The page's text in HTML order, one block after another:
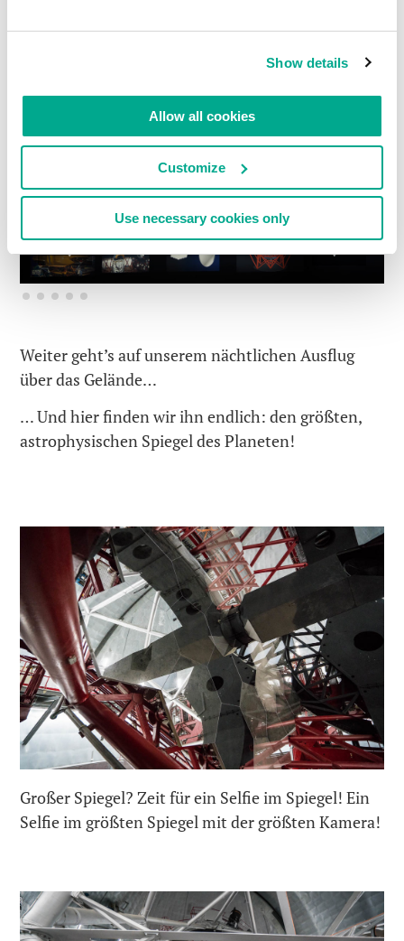
Show details
Allow all cookies
Customize
Use necessary cookies only
anderen mysteriösen Erfindungen sein Bild.
Weiter geht’s auf unserem nächtlichen Ausflug
über das Gelände…
… Und hier finden wir ihn endlich: den größten,
astrophysischen Spiegel des Planeten!
Großer Spiegel? Zeit für ein Selfie im Spiegel! Ein
Selfie im größten Spiegel mit der größten Kamera!